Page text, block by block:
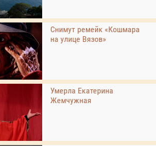
Снимут ремейк «Кошмара
на улице Вязов»
Умерла Екатерина
Жемчужная